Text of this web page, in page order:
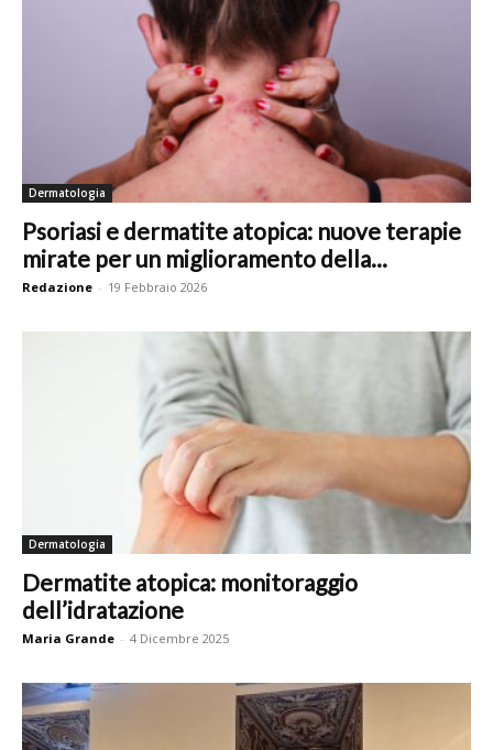
Dermatologia
Psoriasi e dermatite atopica: nuove terapie
mirate per un miglioramento della...
Redazione - 19 Febbraio 2026
Dermatologia
Dermatite atopica: monitoraggio
dell’idratazione
Maria Grande - 4 Dicembre 2025